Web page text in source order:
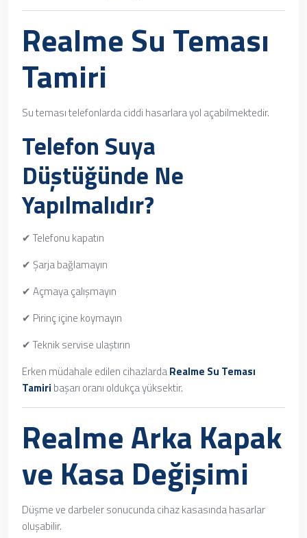
Realme Su Teması
Tamiri
Su teması telefonlarda ciddi hasarlara yol açabilmektedir.
Telefon Suya
Düştüğünde Ne
Yapılmalıdır?
✔ Telefonu kapatın
✔ Şarja bağlamayın
✔ Açmaya çalışmayın
✔ Pirinç içine koymayın
✔ Teknik servise ulaştırın
Erken müdahale edilen cihazlardaRealme Su Teması
Tamiri başarı oranı oldukça yüksektir.
Realme Arka Kapak
ve Kasa Değişimi
Düşme ve darbeler sonucunda cihaz kasasında hasarlar
oluşabilir.